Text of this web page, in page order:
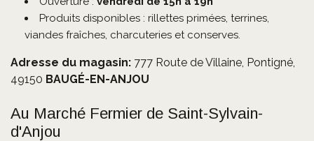
Produits disponibles : rillettes primées, terrines,
viandes fraîches, charcuteries et conserves.
Adresse du magasin: 777 Route de Villaine, Pontigné,
49150 BAUGÉ-EN-ANJOU
Au Marché Fermier de Saint-Sylvain-
d'Anjou